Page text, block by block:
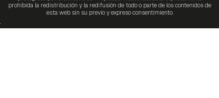
prohibida la redistribución y la redifusión de todo o parte de los contenidos de
esta web sin su previo y expreso consentimiento.